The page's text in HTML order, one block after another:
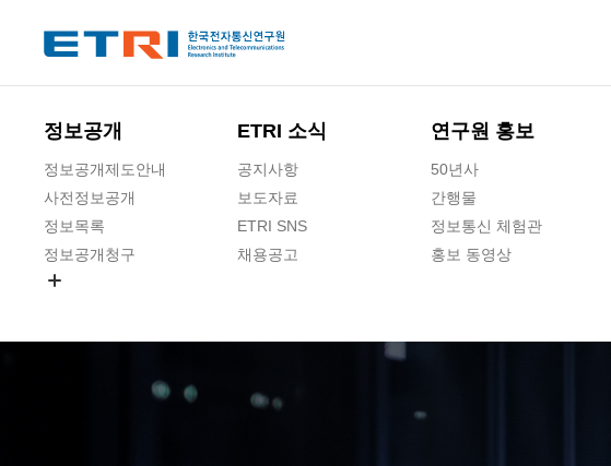
정보공개
정보공개제도안내
사전정보공개
정보목록
정보공개청구
ETRI 소식
공지사항
보도자료
ETRI SNS
채용공고
연구원 홍보
50년사
간행물
정보통신 체험관
홍보 동영상